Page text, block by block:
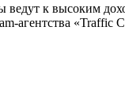
к высоким
агентства «Traffic